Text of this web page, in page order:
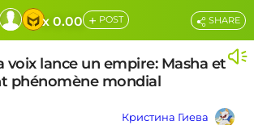
x 0.00 + POST
voix lance un empire: Masha et
phénomène mondial
Кристина Гиева
SHARE